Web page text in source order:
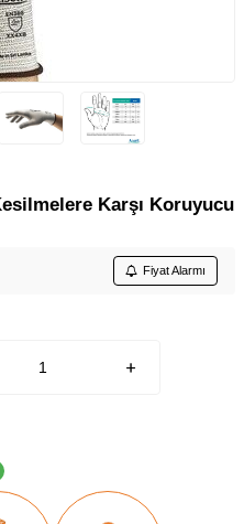
Karşı Koruyucu
Fiyat Alarmı